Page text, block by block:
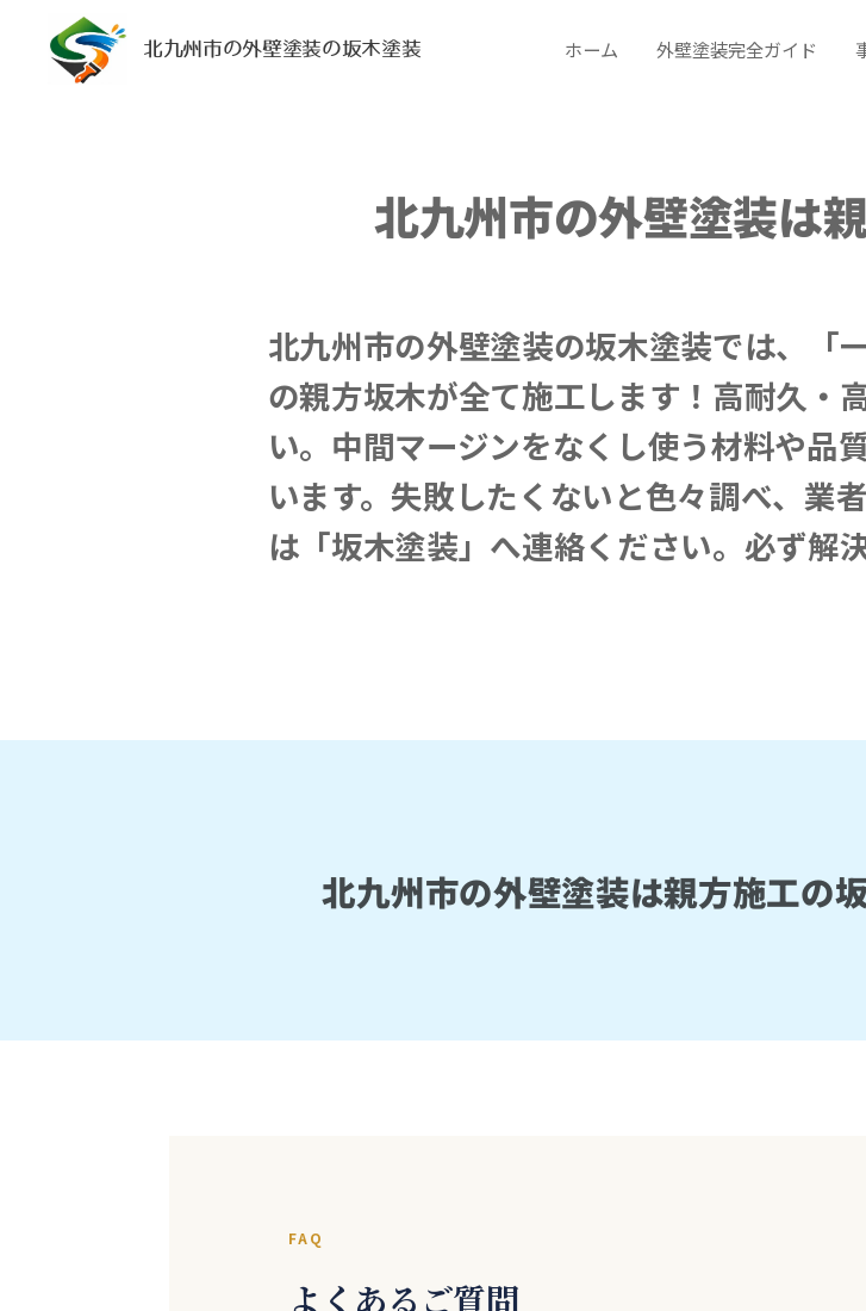
北九州市の外壁塗装の坂木塗装 ホーム 外壁塗装完全ガイド
北九州市の外壁塗装は
北九州市の外壁塗装の坂木塗装では、「
の親方坂木が全て施工します！高耐久・
い。中間マージンをなくし使う材料や品
います。失敗したくないと色々調べ、業
は「坂木塗装」へ連絡ください。必ず解決
北九州市の外壁塗装は親方施工の
FAQ
よくあるご質問